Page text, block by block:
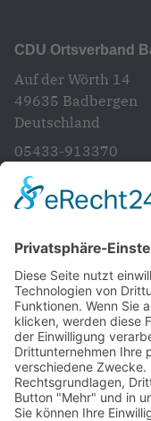
CDU Ortsverband
Auf der Wörth 14
49635 Badbergen
Deutschland
05433-913370
CDU in
Startseite
Aktuelles
Vorstand
Unsere Ziele und
Artländer Rundblick
Gemeinde- und
Ratsinformations